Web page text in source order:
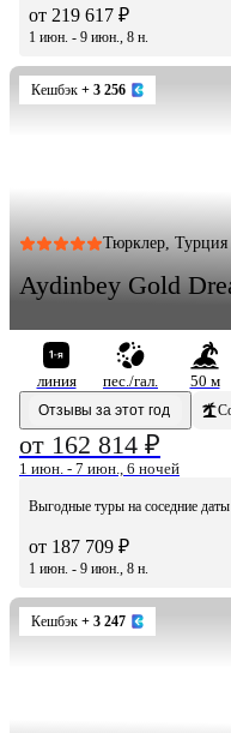
от 219 617 ₽
1 июн. - 9 июн., 8 н.
Кешбэк + 3 256
Тюрклер, Турция
Aydinbey Gold
линия пес./гал. 50 м
Отзывы за этот год
от 162 814 ₽
1 июн. - 7 июн., 6 ночей
Выгодные туры на соседние даты
от 187 709 ₽
1 июн. - 9 июн., 8 н.
Кешбэк + 3 247